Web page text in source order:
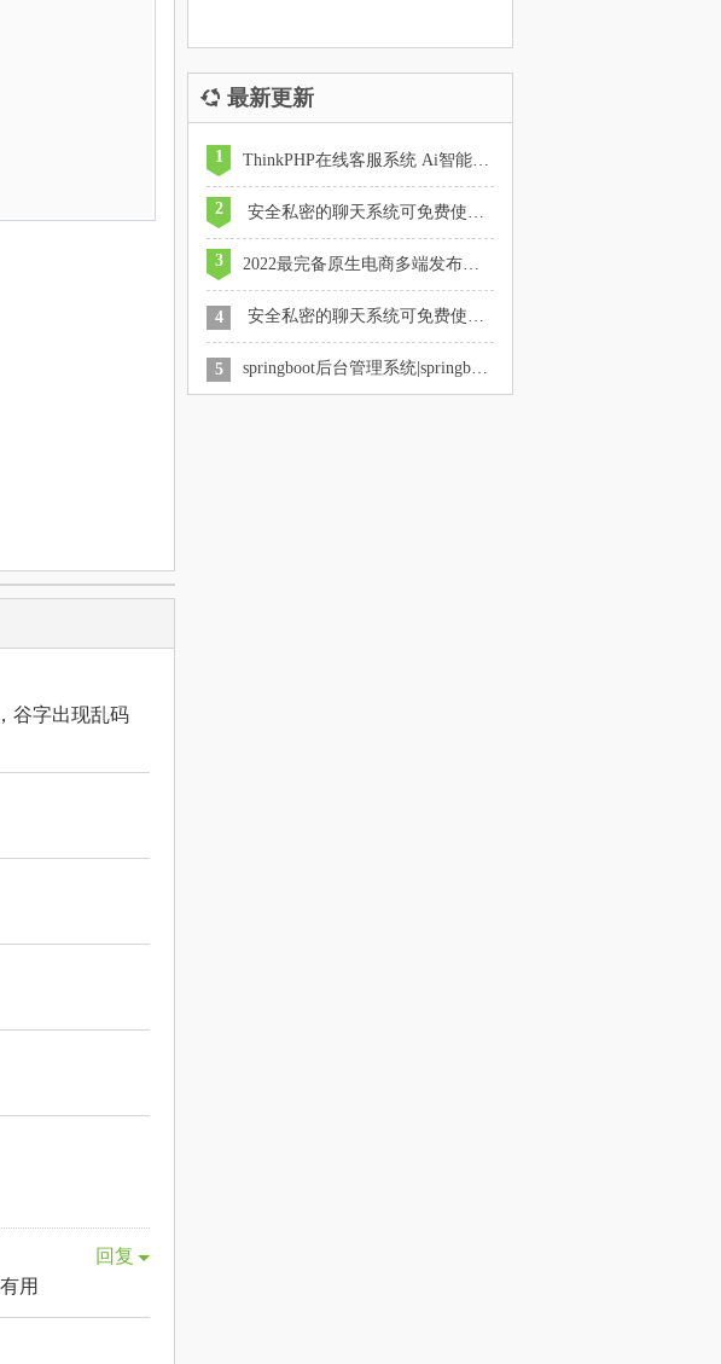
谷字出现乱码
回复
用
最新更新
1 ThinkPHP在线客服系统 Ai智能客服系统在线客服源码
2 安全私密的聊天系统可免费使用可转让可定制
3 2022最完备原生电商多端发布支持源码及定制
4 安全私密的聊天系统可免费使用可转让可定制
5 springboot后台管理系统|springboot在线商城购物系统